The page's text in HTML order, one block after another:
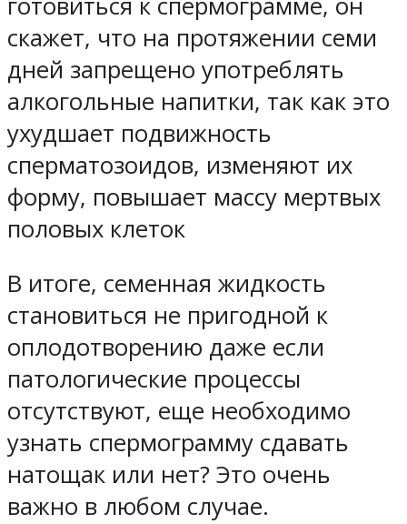
скажет, что на протяжении семи
дней запрещено употреблять
алкогольные напитки, так как это
ухудшает подвижность
сперматозоидов, изменяют их
форму, повышает массу мертвых
половых клеток
В итоге, семенная жидкость
становиться не пригодной к
оплодотворению даже если
патологические процессы
отсутствуют, еще необходимо
узнать спермограмму сдавать
натощак или нет? Это очень
важно в любом случае.